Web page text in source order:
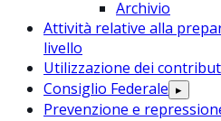
Archivio
Attività relative alla
livello
Utilizzazione dei
Consiglio Federale ▸
Prevenzione e